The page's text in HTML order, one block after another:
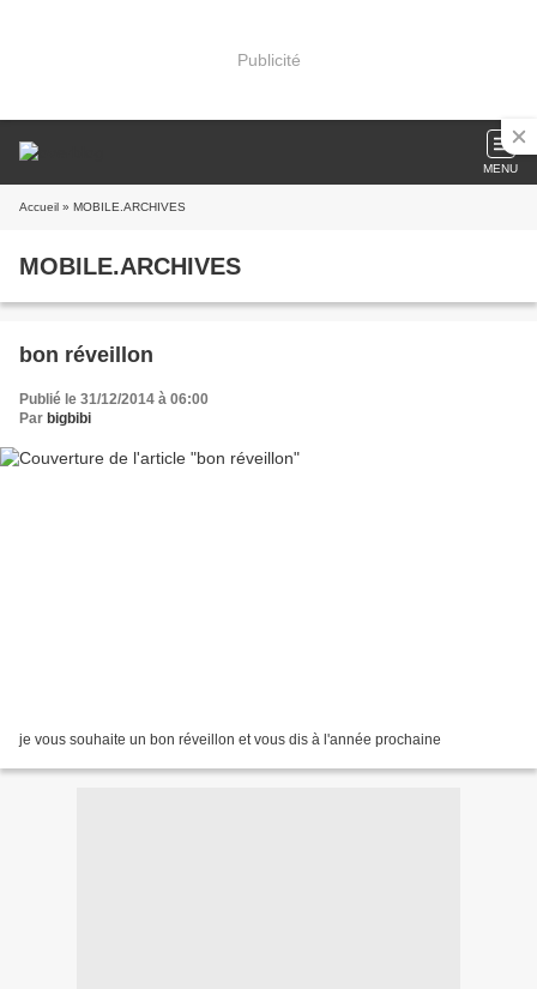
Publicité
MENU
Accueil » MOBILE.ARCHIVES
MOBILE.ARCHIVES
bon réveillon
Publié le 31/12/2014 à 06:00
Par bigbibi
je vous souhaite un bon réveillon et vous dis à l'année prochaine